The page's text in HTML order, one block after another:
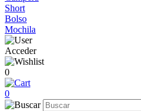
Short
Bolso
Mochila
Acceder
0
0